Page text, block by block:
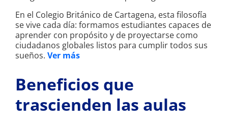
En el Colegio Británico de Cartagena, esta filosofía
se vive cada día: formamos estudiantes capaces de
aprender con propósito y de proyectarse como
ciudadanos globales listos para cumplir todos sus
sueños. Ver más
Beneficios que
trascienden las aulas